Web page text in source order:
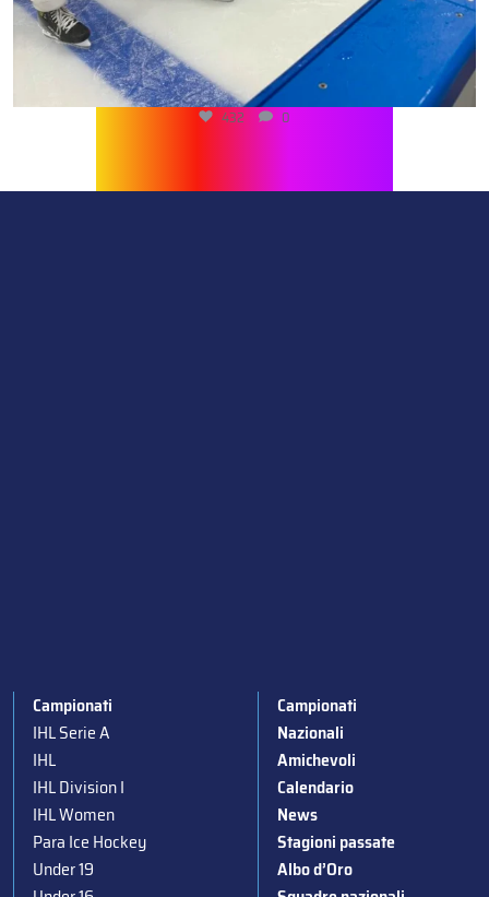
432 0
Campionati
IHL Serie A
IHL
IHL Division I
IHL Women
Para Ice Hockey
Under 19
Campionati
Nazionali
Amichevoli
Calendario
News
Stagioni passate
Albo d’Oro